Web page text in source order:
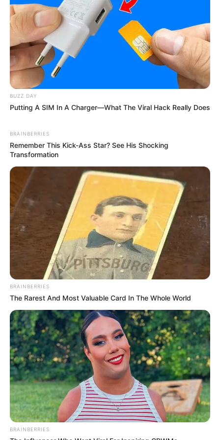
Mute
Salah satu kelebihan dari Yandex Translate adalah kemampuannya
menerima karakter hingga 10.000 dalam sekali proses
penerjemahan.
Kunjungi Situs Yandex Translate |
Download Aplikasi Yandex
3.LingvaNex
Berada di urutan ketiga, LingvaNex juga menyediakan fitur
translate Bahasa Jawa ke Bahasa Indonesia.
Tak diduga, ternyata LingvaNex mampu mendeteksi bahasa Jawa
dengan baik seperti krama alus, inggil dan ngoko.
Kamu hanya perlu memasukkan kata dalam bahasa Jawa,
kemudian LingvaNex akan memberikan hasil penerjemahannya.
LingvaNex mengizinkan penggunanya untuk memasukkan 10.000
karakter pada form yang telah disediakan.
BUZZ DAY
Putting A SIM In A Charger—What The Viral Hack Really Does
BRAINBERRIES
Remember This Kick-Ass Star? See His Shocking
Transformation
BRAINBERRIES
The Rarest And Most Valuable Card In The Whole World
BRAINBERRIES